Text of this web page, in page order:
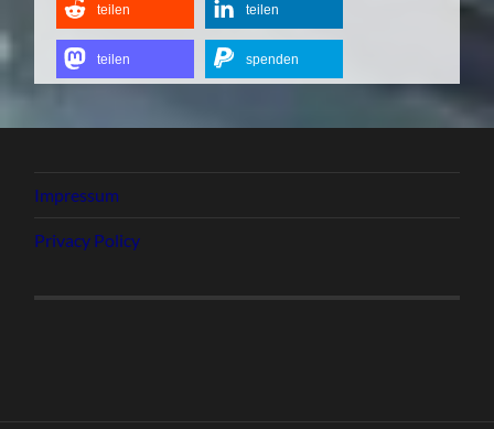
teilen teilen
teilen spenden
Impressum
Privacy Policy